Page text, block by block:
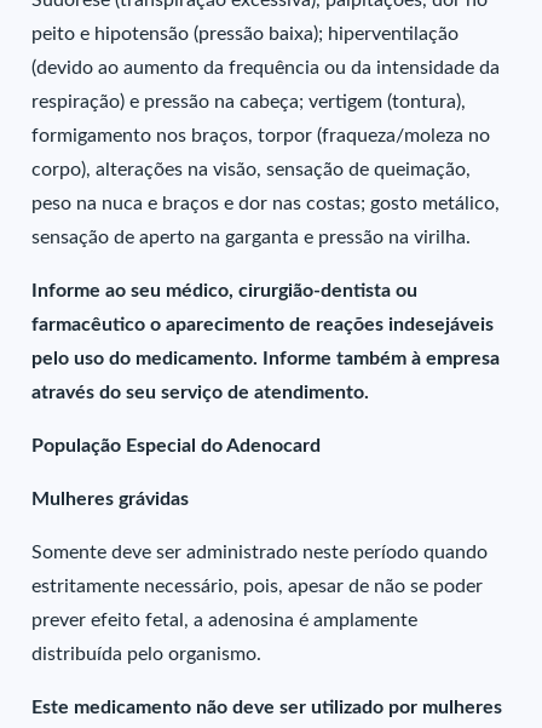
peito e hipotensão (pressão baixa); hiperventilação
(devido ao aumento da frequência ou da intensidade da
respiração) e pressão na cabeça; vertigem (tontura),
formigamento nos braços, torpor (fraqueza/moleza no
corpo), alterações na visão, sensação de queimação,
peso na nuca e braços e dor nas costas; gosto metálico,
sensação de aperto na garganta e pressão na virilha.
Informe ao seu médico, cirurgião-dentista ou
farmacêutico o aparecimento de reações indesejáveis
pelo uso do medicamento. Informe também à empresa
através do seu serviço de atendimento.
População Especial do Adenocard
Mulheres grávidas
Somente deve ser administrado neste período quando
estritamente necessário, pois, apesar de não se poder
prever efeito fetal, a adenosina é amplamente
distribuída pelo organismo.
Este medicamento não deve ser utilizado por mulheres